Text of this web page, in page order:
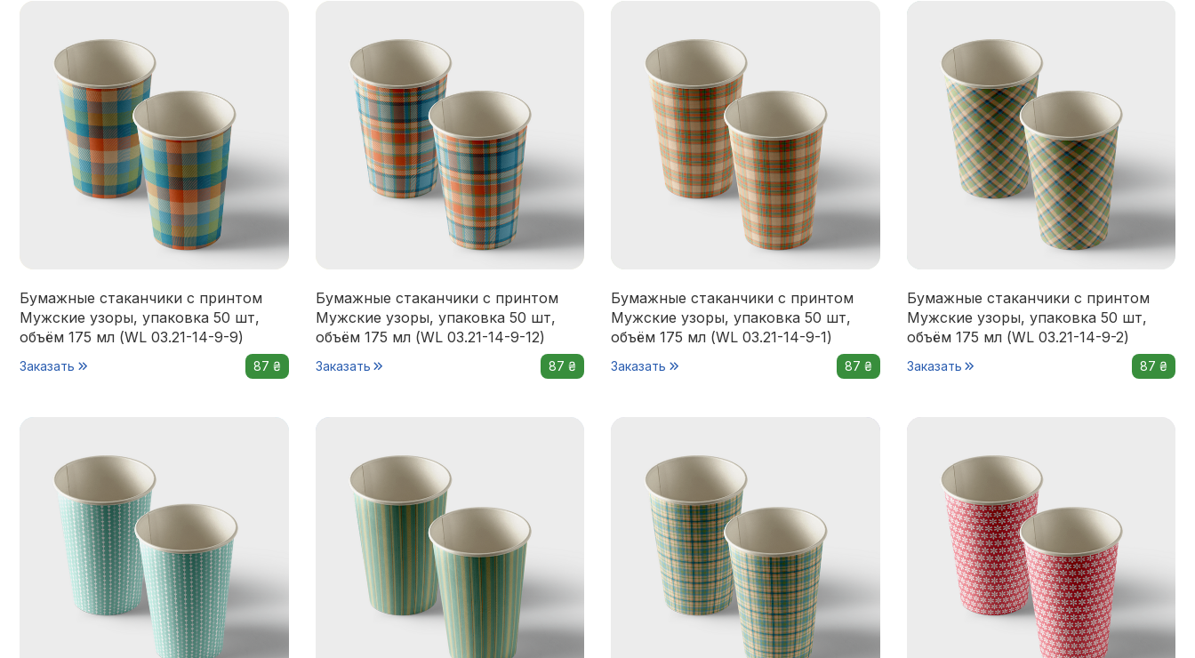
Бумажные стаканчики с принтом
Мужские узоры, упаковка 50 шт,
объём 175 мл (WL 03.21-14-9-9)
Заказать 87 ₴
Бумажные стаканчики с принтом
Мужские узоры, упаковка 50 шт,
объём 175 мл (WL 03.21-14-9-12)
Заказать 87 ₴
Бумажные стаканчики с принтом
Мужские узоры, упаковка 50 шт,
объём 175 мл (WL 03.21-14-9-1)
Заказать 87 ₴
Бумажные стаканчики с принтом
Мужские узоры, упаковка 50 шт,
объём 175 мл (WL 03.21-14-9-2)
Заказать 87 ₴